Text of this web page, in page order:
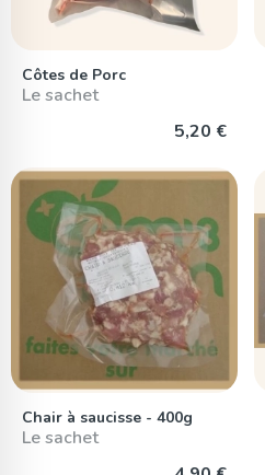
Côtes de Porc
Le sachet
5,20 €
Chair à saucisse - 400g
Le sachet